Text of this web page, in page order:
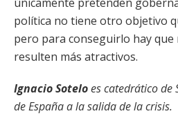
política no tiene otro objetivo
pero para conseguirlo hay
resulten más atractivos.
Ignacio Soteloes catedrático de
de España a la salida de la crisis.